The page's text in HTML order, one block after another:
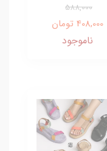
588,000
408,000 تومان
ناموجود